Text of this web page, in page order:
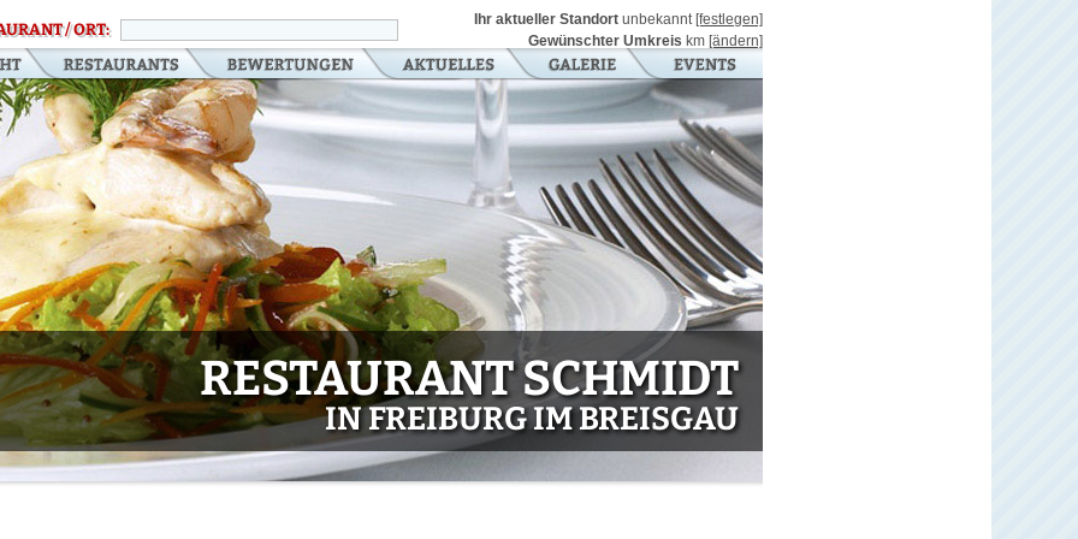
/ ORT:
Ihr aktueller Standort unbekannt [festlegen]
Gewünschter Umkreis km [ändern]
RESTAURANT SCHMIDT
IN FREIBURG IM BREISGAU